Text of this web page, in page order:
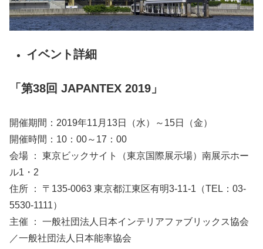
イベント詳細
「第38回 JAPANTEX 2019」
開催期間：2019年11月13日（水）～15日（金）
開催時間：10：00～17：00
会場 ： 東京ビックサイト（東京国際展示場）南展示ホー
ル1・2
住所 ： 〒135-0063 東京都江東区有明3-11-1（TEL：03-
5530-1111）
主催 ： 一般社団法人日本インテリアファブリックス協会
／一般社団法人日本能率協会